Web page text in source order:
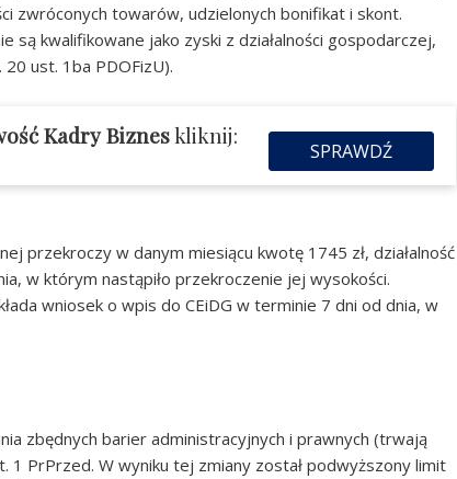
zwróconych towarów, udzielonych bonifikat i skont.
są kwalifikowane jako zyski z działalności gospodarczej,
ust. 1ba PDOFizU).
Kadry Bizneskliknij:
SPRAWDŹ
przekroczy w danym miesiącu kwotę 1745 zł, działalność
w którym nastąpiło przekroczenie jej wysokości.
wniosek o wpis do CEiDG w terminie 7 dni od dnia, w
zbędnych barier administracyjnych i prawnych (trwają
1 PrPrzed. W wyniku tej zmiany został podwyższony limit